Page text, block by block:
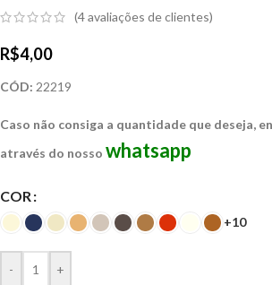
(4avaliações de clientes)
R$4,00
CÓD: 22219
Caso não consiga a quantidade que deseja,
através do nosso whatsapp
COR
+10
- +